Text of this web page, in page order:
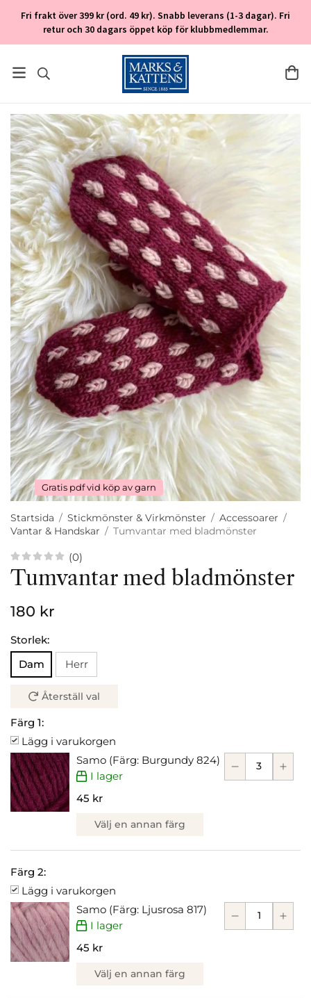
Fri frakt över 399 kr (ord. 49 kr). Snabb leverans (1-3 dagar). Fri
retur och 30 dagars öppet köp för klubbmedlemmar.
Gratis pdf vid köp av garn
Startsida / Stickmönster & Virkmönster / Accessoarer /
Vantar & Handskar / Tumvantar med bladmönster
(0)
Tumvantar med bladmönster
180 kr
Storlek:
Dam
Herr
Återställ val
Färg 1:
Lägg i varukorgen
Samo (Färg: Burgundy 824)
I lager
45 kr
Välj en annan färg
Färg 2:
Lägg i varukorgen
Samo (Färg: Ljusrosa 817)
I lager
45 kr
Välj en annan färg